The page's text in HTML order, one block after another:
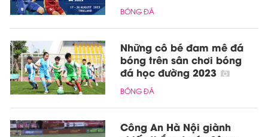
BÓNG ĐÁ
Những cô bé đam mê đá
bóng trên sân chơi bóng
đá học đường 2023
BÓNG ĐÁ
Công An Hà Nội giành